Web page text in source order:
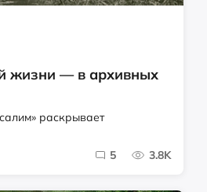
жизни — в архивных
раскрывает
5 3.8K